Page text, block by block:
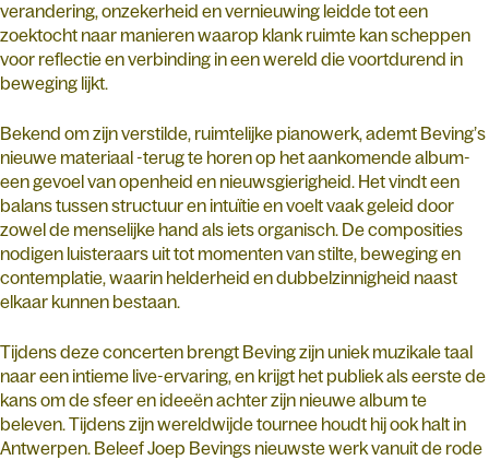
verandering, onzekerheid en vernieuwing leidde tot een
zoektocht naar manieren waarop klank ruimte kan scheppen
voor reflectie en verbinding in een wereld die voortdurend in
beweging lijkt.
Bekend om zijn verstilde, ruimtelijke pianowerk, ademt Beving’s
nieuwe materiaal -terug te horen op het aankomende album-
een gevoel van openheid en nieuwsgierigheid. Het vindt een
balans tussen structuur en intuïtie en voelt vaak geleid door
zowel de menselijke hand als iets organisch. De composities
nodigen luisteraars uit tot momenten van stilte, beweging en
contemplatie, waarin helderheid en dubbelzinnigheid naast
elkaar kunnen bestaan.
Tijdens deze concerten brengt Beving zijn uniek muzikale taal
naar een intieme live-ervaring, en krijgt het publiek als eerste de
kans om de sfeer en ideeën achter zijn nieuwe album te
beleven. Tijdens zijn wereldwijde tournee houdt hij ook halt in
Antwerpen. Beleef Joep Bevings nieuwste werk vanuit de rode